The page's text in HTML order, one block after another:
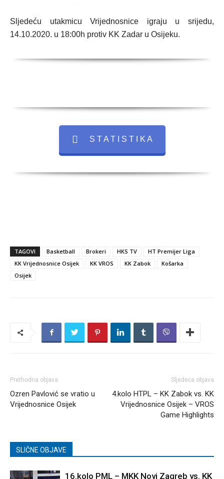
Sljedeću utakmicu Vrijednosnice igraju u srijedu,
14.10.2020. u 18:00h protiv KK Zadar u Osijeku.
S T A T I S T I K A
TAGOVI Basketball Brokeri HKS TV
HT Premijer Liga
KK Vrijednosnice Osijek
KK VROS KK Zabok
Košarka
Osijek
Prethodna objava
Ozren Pavlović se vratio u
Vrijednosnice Osijek
Sljedeća objava
4.kolo HTPL – KK Zabok vs. KK
Vrijednosnice Osijek – VROS
Game Highlights
SLIČNE OBJAVE
16.kolo PML – MKK Novi Zagreb vs. KK